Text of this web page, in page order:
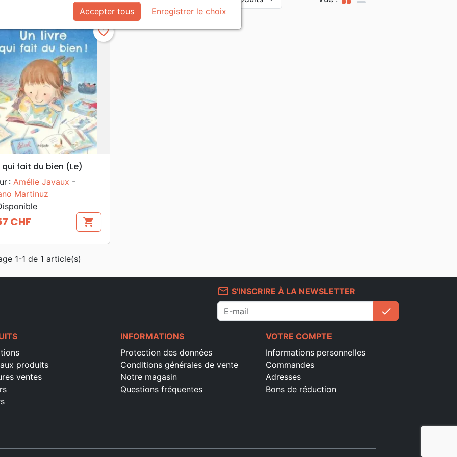
searchAPERÇU RAPIDE
favorite_border
qui fait du bien (Le)
: Amélie Javaux -
Martinuz
CHF shopping_cart
1-1 de 1 article(s)
mail_outline S'INSCRIRE À LA NEWSLETTER
check
produits
ventes
INFORMATIONS
Protection des données
Conditions générales de vente
Notre magasin
Questions fréquentes
VOTRE COMPTE
Informations personnelles
Commandes
Adresses
Bons de réduction
Accepter tous Enregistrer le choix